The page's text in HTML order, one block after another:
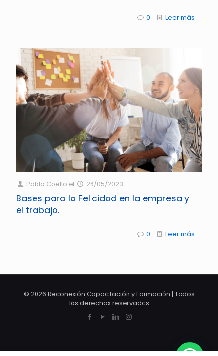
0 Leer más
Pablo Coello el 26/05/2023
Bases para la Felicidad en la empresa y
el trabajo.
0 Leer más
© 2026 Reconexión Capacitación y Formación | Todos
los derechos reservados